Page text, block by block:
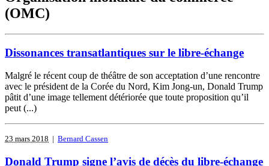
(OMC)
Dissonances transatlantiques sur le libre-échange
Malgré le récent coup de théâtre de son acceptation d’une rencontre
avec le président de la Corée du Nord, Kim Jong-un, Donald Trump
pâtit d’une image tellement détériorée que toute proposition qu’il
peut (...)
23 mars 2018 | Bernard Cassen
Donald Trump signe l’avis de décès du libre-échange